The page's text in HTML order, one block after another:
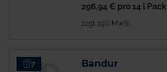
296,94 € pro 14 l Pack
zzgl. 19% MwSt.
7 Bandur